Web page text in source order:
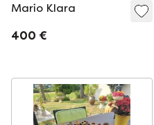
Mario Klara
400 €